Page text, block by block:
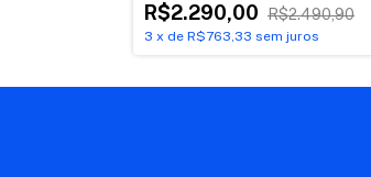
R$2.290,00 R$2.490,90
3 x de R$763,33 sem juros